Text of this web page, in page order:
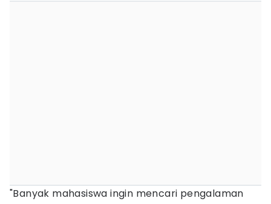
"Banyak mahasiswa ingin mencari pengalaman